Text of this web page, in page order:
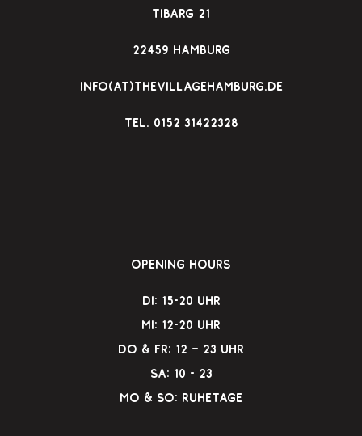
Tibarg 21
22459 Hamburg
info(at)thevillagehamburg.de
TEl. 0152 31422328
Opening Hours
Di: 15-20 Uhr
Mi: 12-20 Uhr
Do & Fr: 12 – 23 Uhr
Sa: 10 - 23
Mo & So: Ruhetage